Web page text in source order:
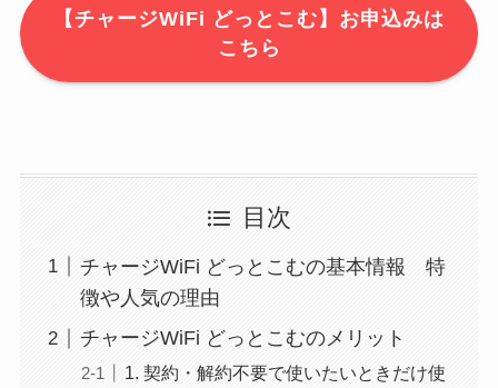
【チャージWiFi どっとこむ】お申込みは
こちら
目次
チャージWiFi どっとこむの基本情報 特
徴や人気の理由
チャージWiFi どっとこむのメリット
1. 契約・解約不要で使いたいときだけ使